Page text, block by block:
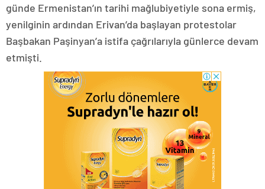
günde Ermenistan’ın tarihi mağlubiyetiyle sona ermiş,
yenilginin ardından Erivan’da başlayan protestolar
Başbakan Paşinyan’a istifa çağrılarıyla günlerce devam
etmişti.